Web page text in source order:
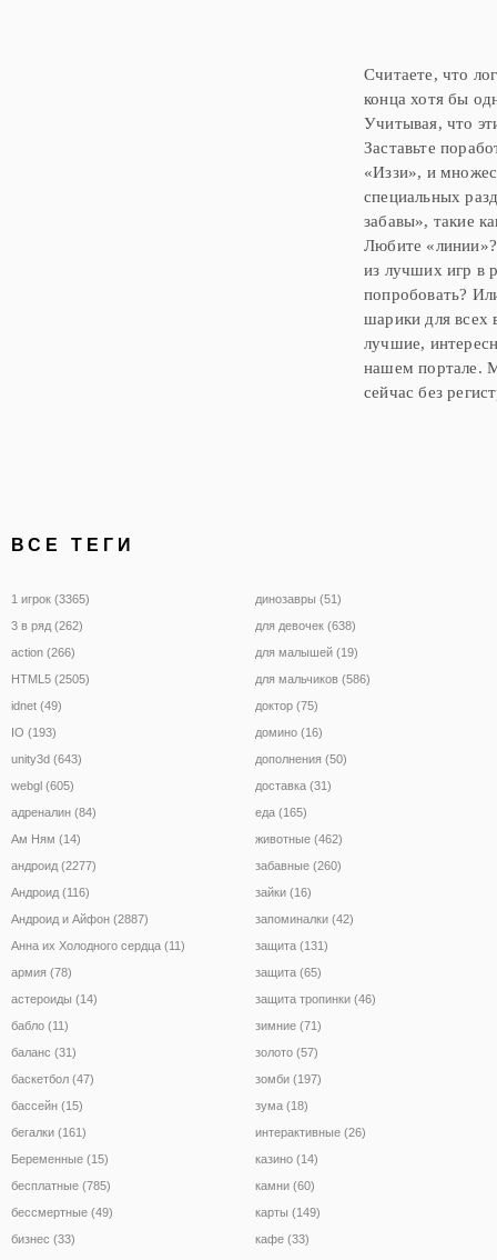
Считаете, что
конца хотя бы
Учитывая, что
Заставьте
«Иззи», и
специальных
забавы», такие
Любите
из лучших игр в
попробовать?
шарики для всех
лучшие,
нашем портале.
сейчас без
ВСЕ ТЕГИ
1 игрок (3365)
3 в ряд (262)
action (266)
HTML5 (2505)
idnet (49)
IO (193)
unity3d (643)
webgl (605)
адреналин (84)
Ам Ням (14)
андроид (2277)
Андроид (116)
Андроид и Айфон (2887)
Анна их Холодного сердца (11)
армия (78)
астероиды (14)
бабло (11)
баланс (31)
баскетбол (47)
бассейн (15)
бегалки (161)
Беременные (15)
бесплатные (785)
бессмертные (49)
бизнес (33)
динозавры (51)
для девочек (638)
для малышей (19)
для мальчиков (586)
доктор (75)
домино (16)
дополнения (50)
доставка (31)
еда (165)
животные (462)
забавные (260)
зайки (16)
запоминалки (42)
защита (131)
защита (65)
защита тропинки (46)
зимние (71)
золото (57)
зомби (197)
зума (18)
интерактивные (26)
казино (14)
камни (60)
карты (149)
кафе (33)